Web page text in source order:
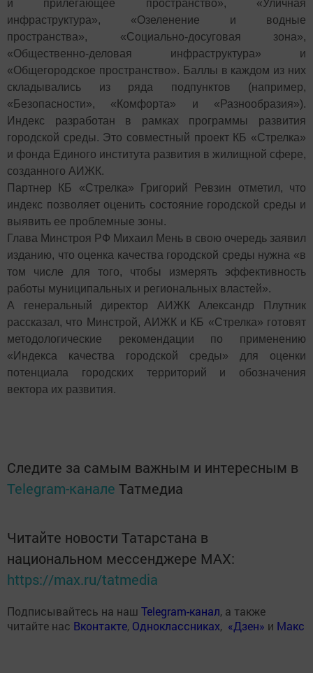
и прилегающее пространство», «Уличная
инфраструктура», «Озеленение и водные
пространства», «Социально-досуговая зона»,
«Общественно-деловая инфраструктура» и
«Общегородское пространство». Баллы в каждом из них
складывались из ряда подпунктов (например,
«Безопасности», «Комфорта» и «Разнообразия»).
Индекс разработан в рамках программы развития
городской среды. Это совместный проект КБ «Стрелка»
и фонда Единого института развития в жилищной сфере,
созданного АИЖК.
Партнер КБ «Стрелка» Григорий Ревзин отметил, что
индекс позволяет оценить состояние городской среды и
выявить ее проблемные зоны.
Глава Минстроя РФ Михаил Мень в свою очередь заявил
изданию, что оценка качества городской среды нужна «в
том числе для того, чтобы измерять эффективность
работы муниципальных и региональных властей».
А генеральный директор АИЖК Александр Плутник
рассказал, что Минстрой, АИЖК и КБ «Стрелка» готовят
методологические рекомендации по применению
«Индекса качества городской среды» для оценки
потенциала городских территорий и обозначения
вектора их развития.
Следите за самым важным и интересным в
Telegram-канале Татмедиа
Читайте новости Татарстана в
национальном мессенджере MАХ:
https://max.ru/tatmedia
Подписывайтесь на наш Telegram-канал, а также
читайте нас Вконтакте, Одноклассниках, «Дзен» и Макс